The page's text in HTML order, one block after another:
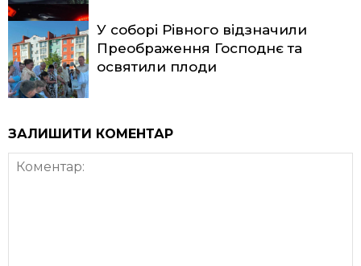
У соборі Рівного відзначили
Преображення Господнє та
освятили плоди
ЗАЛИШИТИ КОМЕНТАР